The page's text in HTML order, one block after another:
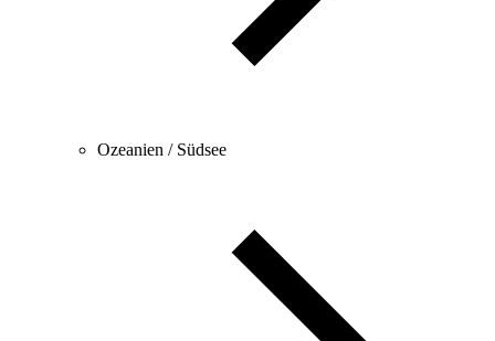
Ozeanien / Südsee